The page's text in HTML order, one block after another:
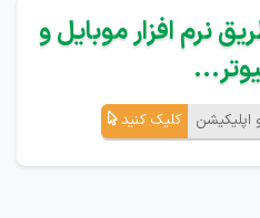
نرم افزار موبایل و
اپلیکیشن کلیک کنید